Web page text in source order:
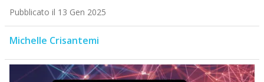
Pubblicato il 13 Gen 2025
Michelle Crisantemi